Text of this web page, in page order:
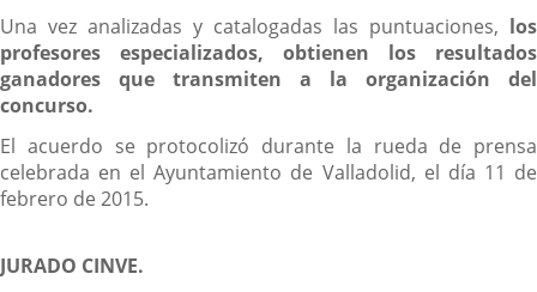
Una vez analizadas y catalogadas las puntuaciones, los
profesores especializados, obtienen los resultados
ganadores que transmiten a la organización del
concurso.
El acuerdo se protocolizó durante la rueda de prensa
celebrada en el Ayuntamiento de Valladolid, el día 11 de
febrero de 2015.
JURADO CINVE.